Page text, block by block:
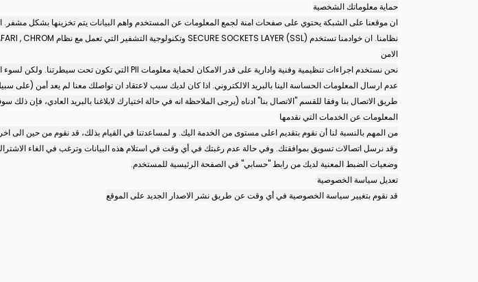
حماية معلوماتك الشخصية
ان موقعنا على الشبكة يحتوي على صفحات امنة لجمع المعلومات عن المستخدم واهم البيانات يتم تخزينها بشكل مشفر.
نظامنا. ان خوادمنا تستخدم SECURE SOCKETS LAYER (SSL) وتكنولوجية التشفير التي تعمل مع نظام NETSCAPE NAVIGATOR, MICROSOFT INTERNET EXPLORER, FIREFOX, SAFARI , CHROM
الامن
عدم ارسال المعلومات الحساسة الينا بالبريد الالكتروني. اذا كان لديك سبب لاعتقاد ان تواصلك معنا لم يعد أمن
طريق الاتصال بنا وفقا للقسم "الاتصال بنا" ادناه (يرجى الملاحظة انه في حالة اختيارك لابلاغنا بالبريد العادي، فإن
المعلومات عن الخدمات التي نقدمها
من المهم بالنسبة لنا أن نقوم بتقديم اعلى مستوى من الخدمة اليك. و لمساعدتنا في القيام بذلك، قد نقوم من حين
وقد نرسل اتصالات تسويق بموافقتك. وفي حالة عدم رغبتك في أي وقت في استلام هذه البيانات وترغب في الغاء
وضعيات الضبط المعنية لديك من رابط "حسابي" في الصفحة الرئيسية للمستخدم.
تعديل سياسة الخصوصية
قد نقوم بتغيير سياسة الخصوصية في أي وقت عن طريق نشر الاصدار الجديد على الموقع